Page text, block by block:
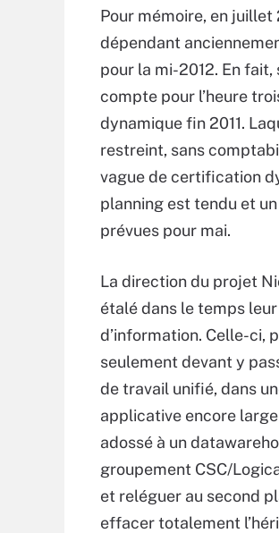
Pour mémoire, en
dépendant
pour la mi-2012. En
compte pour l’heure
dynamique fin 2011.
restreint, sans
vague de certification
planning est tendu et
prévues pour mai.
La direction du projet
étalé dans le temps
d’information. Celle-ci,
seulement devant y
de travail unifié, dans
applicative encore
adossé à un
groupement CSC/
et reléguer au second
effacer totalement